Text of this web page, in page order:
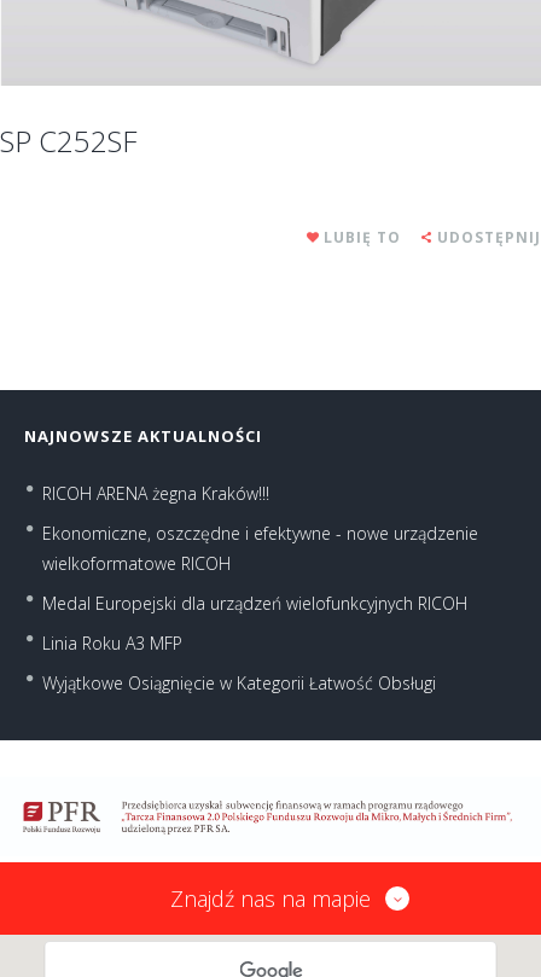
SP C252SF
LUBIĘ TO UDOSTĘPNIJ
NAJNOWSZE AKTUALNOŚCI
RICOH ARENA żegna Kraków!!!
Ekonomiczne, oszczędne i efektywne - nowe urządzenie
wielkoformatowe RICOH
Medal Europejski dla urządzeń wielofunkcyjnych RICOH
Linia Roku A3 MFP
Wyjątkowe Osiągnięcie w Kategorii Łatwość Obsługi
Znajdź nas na mapie